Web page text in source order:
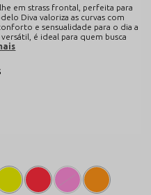
em strass frontal, perfeita para
Diva valoriza as curvas com
e sensualidade para o dia a
é ideal para quem busca